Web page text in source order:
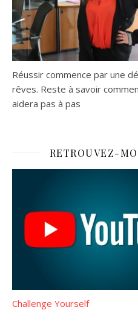
Réussir commence par une
rêves. Reste à savoir
aidera pas à pas
RETROUVEZ-
Challenge Yourself